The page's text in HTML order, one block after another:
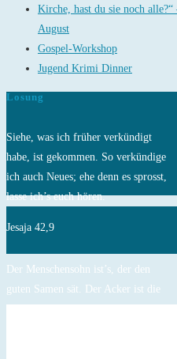
Kirche, hast du sie noch
August
Gospel-Workshop
Jugend Krimi Dinner
Losung
Siehe, was ich früher verkündigt
habe, ist gekommen. So verkündige
ich auch Neues; ehe denn es sprosst,
lasse ich’s euch hören.
Jesaja 42,9
Der Menschensohn ist’s, der den
guten Samen sät. Der Acker ist die